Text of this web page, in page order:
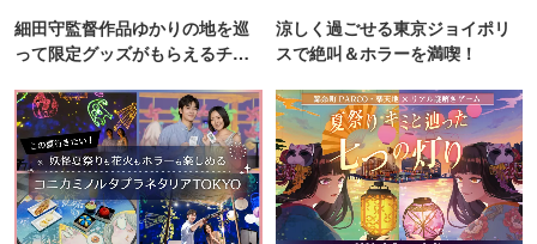
細田守監督作品ゆかりの地を巡
って限定グッズがもらえるチャ
涼しく過ごせる東京ジョイポリ
スで絶叫＆ホラーを満喫！